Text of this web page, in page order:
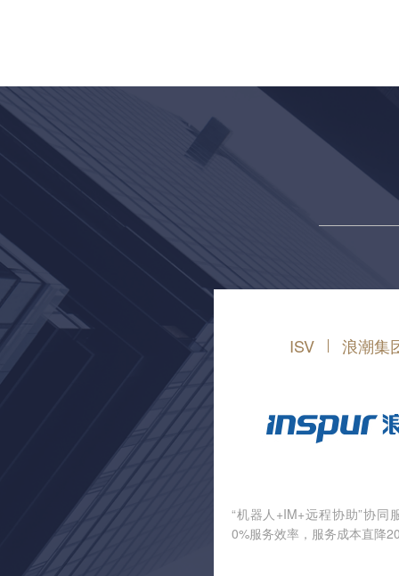
ISV 浪潮集
“机器人+IM+远程协助”协同
0%服务效率，服务成本直降